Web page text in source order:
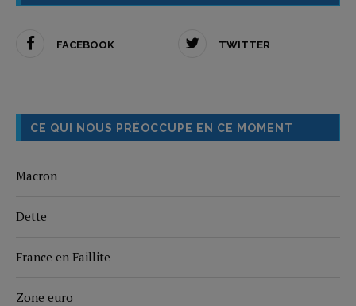
FACEBOOK TWITTER
CE QUI NOUS PRÉOCCUPE EN CE MOMENT
Macron
Dette
France en Faillite
Zone euro